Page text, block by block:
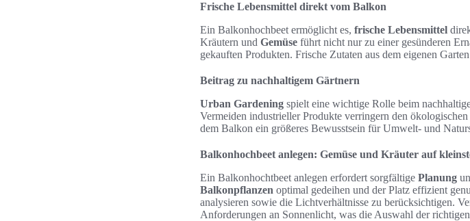
Frische Lebensmittel direkt vom Balkon
Ein Balkonhochbeet ermöglicht es, frische Lebensmittel
Kräutern und Gemüse führt nicht nur zu einer gesünderen
gekauften Produkten. Frische Zutaten aus dem eigenen
Beitrag zu nachhaltigem Gärtnern
Urban Gardening spielt eine wichtige Rolle beim
Vermeiden industrieller Produkte verringern den
dem Balkon ein größeres Bewusstsein für Umwelt- und
Balkonhochbeet anlegen: Gemüse und Kräuter auf
Ein Balkonhochtbeet anlegen erfordert sorgfältige Planung
Balkonpflanzen optimal gedeihen und der Platz effizient
analysieren sowie die Lichtverhältnisse zu berücksichtigen.
Anforderungen an Sonnenlicht, was die Auswahl der